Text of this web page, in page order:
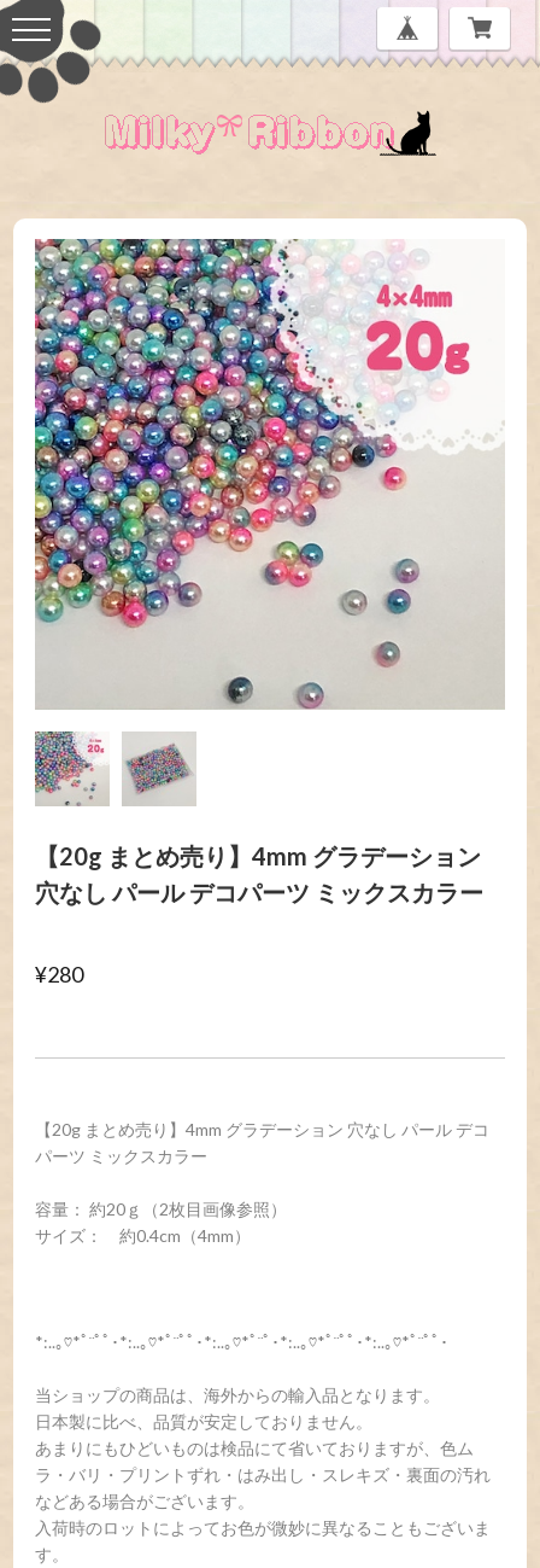
【20g まとめ売り】4mm グラデーション
穴なし パール デコパーツ ミックスカラー
¥280
【20g まとめ売り】4mm グラデーション 穴なし パール デコ
パーツ ミックスカラー
容量： 約20ｇ（2枚目画像参照）
サイズ： 約0.4cm（4mm）
*:..｡♡*ﾟ¨ﾟﾟ･*:..｡♡*ﾟ¨ﾟﾟ･*:..｡♡*ﾟ¨ﾟ･*:..｡♡*ﾟ¨ﾟﾟ･*:..｡♡*ﾟ¨ﾟﾟ･
当ショップの商品は、海外からの輸入品となります。
日本製に比べ、品質が安定しておりません。
あまりにもひどいものは検品にて省いておりますが、色ム
ラ・バリ・プリントずれ・はみ出し・スレキズ・裏面の汚れ
などある場合がございます。
入荷時のロットによってお色が微妙に異なることもございま
す。